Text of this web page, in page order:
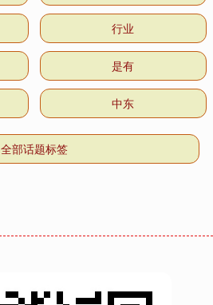
行业
是有
中东
全部话题标签